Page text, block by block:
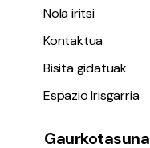
Nola iritsi
Kontaktua
Bisita gidatuak
Espazio Irisgarria
Gaurkotasuna